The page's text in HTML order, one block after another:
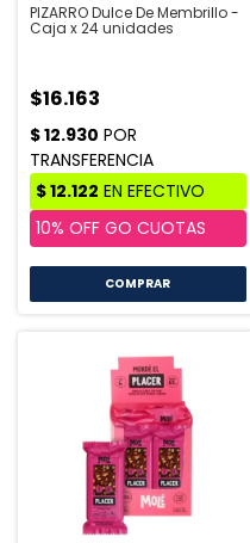
PIZARRO Dulce De Membrillo -
Caja x 24 unidades
$16.163